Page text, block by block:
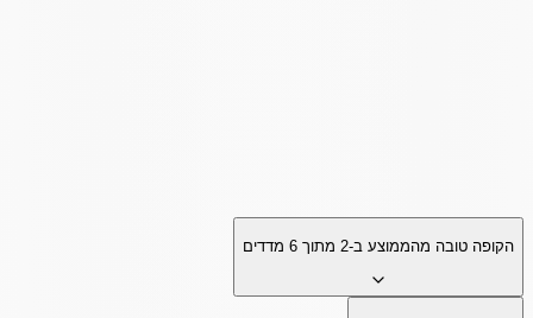
הקופה טובה מהממוצע ב-2 מתוך 6 מדדים